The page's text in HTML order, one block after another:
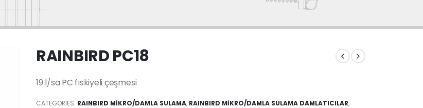
RAINBIRD PC18
19 l/sa PC fıskiyeli çeşmesi
CATEGORIES: RAINBIRD MİKRO/DAMLA SULAMA, RAINBIRD MİKRO/DAMLA SULAMA DAMLATICILAR,